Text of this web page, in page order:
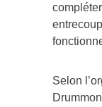
Selon